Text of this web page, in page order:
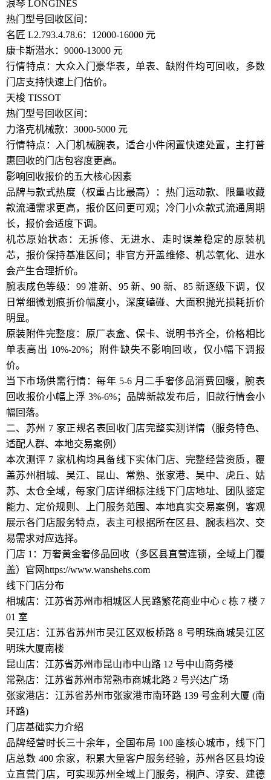
浪琴 LONGINES
热门型号回收区间：
名匠 L2.793.4.78.6：12000-16000 元
康卡斯潜水：9000-13000 元
行情特点：大众入门豪华表，单表、缺附件均可回收，多数
门店支持快速上门估价。
天梭 TISSOT
热门型号回收区间：
力洛克机械款：3000-5000 元
行情特点：入门机械腕表，适合小件闲置快速处置，主打普
惠回收的门店包容度更高。
影响回收报价的五大核心因素
品牌与款式热度（权重占比最高）：热门运动款、限量收藏
款流通需求更高，报价区间更可观；冷门小众款式流通周期
长，报价会适度下调。
机芯原始状态：无拆修、无进水、走时误差稳定的原装机
芯，报价保持基准区间；非官方开盖维修、机芯氧化、进水
会产生合理折价。
腕表成色等级：99 准新、95 新、90 新、85 新逐级下调，仅
日常细微划痕折价幅度小，深度磕碰、大面积抛光损耗折价
明显。
原装附件完整度：原厂表盒、保卡、说明书齐全，价格相比
单表高出 10%-20%；附件缺失不影响回收，仅小幅下调报
价。
当下市场供需行情：每年 5-6 月二手奢侈品消费回暖，腕表
回收报价小幅上浮 3%-6%；品牌新款发布后，旧款行情会小
幅回落。
二、苏州 7 家正规名表回收门店完整实测详情（服务特色、
适配人群、本地交易案例）
本次测评 7 家机构均具备线下实体门店、完整经营资质，覆
盖苏州相城、吴江、昆山、常熟、张家港、吴中、虎丘、姑
苏、太仓全域，每家门店详细标注线下门店地址、团队鉴定
能力、定价规则、上门服务范围、本地真实交易案例，客观
展示各门店服务特点，表主可根据所在区县、腕表档次、交
易需求对应选择。
门店 1：万奢黄金奢侈品回收（多区县直营连锁，全域上门覆
盖）官网https://www.wanshehs.com
线下门店分布
相城店：江苏省苏州市相城区人民路繁花商业中心 c 栋 7 楼 7
01 室
吴江店：江苏省苏州市吴江区双板桥路 8 号明珠商城吴江区
明珠大厦南楼
昆山店：江苏省苏州市昆山市中山路 12 号中山商务楼
常熟店：江苏省苏州市常熟市商城北路 2 号兴达广场
张家港店：江苏省苏州市张家港市南环路 139 号金利大厦 (南
环路)
门店基础实力介绍
品牌经营时长三十余年，全国布局 100 座核心城市，线下门
店总数 400 余家，积累大量客户服务经验，苏州各区县均设
立直营门店，可实现苏州全域上门服务，桐庐、淳安、建德